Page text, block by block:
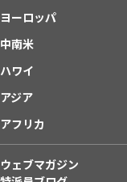
ヨーロッパ
中南米
ハワイ
アジア
アフリカ
ウェブマガジン